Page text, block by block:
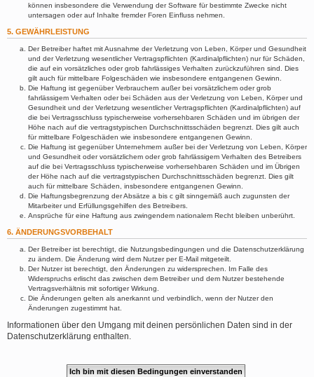
können insbesondere die Verwendung der Software für bestimmte Zwecke nicht
untersagen oder auf Inhalte fremder Foren Einfluss nehmen.
5. GEWÄHRLEISTUNG
Der Betreiber haftet mit Ausnahme der Verletzung von Leben, Körper und Gesundheit
und der Verletzung wesentlicher Vertragspflichten (Kardinalpflichten) nur für Schäden,
die auf ein vorsätzliches oder grob fahrlässiges Verhalten zurückzuführen sind. Dies
gilt auch für mittelbare Folgeschäden wie insbesondere entgangenen Gewinn.
Die Haftung ist gegenüber Verbrauchern außer bei vorsätzlichem oder grob
fahrlässigem Verhalten oder bei Schäden aus der Verletzung von Leben, Körper und
Gesundheit und der Verletzung wesentlicher Vertragspflichten (Kardinalpflichten) auf
die bei Vertragsschluss typischerweise vorhersehbaren Schäden und im übrigen der
Höhe nach auf die vertragstypischen Durchschnittsschäden begrenzt. Dies gilt auch
für mittelbare Folgeschäden wie insbesondere entgangenen Gewinn.
Die Haftung ist gegenüber Unternehmern außer bei der Verletzung von Leben, Körper
und Gesundheit oder vorsätzlichem oder grob fahrlässigem Verhalten des Betreibers
auf die bei Vertragsschluss typischerweise vorhersehbaren Schäden und im Übrigen
der Höhe nach auf die vertragstypischen Durchschnittsschäden begrenzt. Dies gilt
auch für mittelbare Schäden, insbesondere entgangenen Gewinn.
Die Haftungsbegrenzung der Absätze a bis c gilt sinngemäß auch zugunsten der
Mitarbeiter und Erfüllungsgehilfen des Betreibers.
Ansprüche für eine Haftung aus zwingendem nationalem Recht bleiben unberührt.
6. ÄNDERUNGSVORBEHALT
Der Betreiber ist berechtigt, die Nutzungsbedingungen und die Datenschutzerklärung
zu ändern. Die Änderung wird dem Nutzer per E-Mail mitgeteilt.
Der Nutzer ist berechtigt, den Änderungen zu widersprechen. Im Falle des
Widerspruchs erlischt das zwischen dem Betreiber und dem Nutzer bestehende
Vertragsverhältnis mit sofortiger Wirkung.
Die Änderungen gelten als anerkannt und verbindlich, wenn der Nutzer den
Änderungen zugestimmt hat.
Informationen über den Umgang mit deinen persönlichen Daten sind in der
Datenschutzerklärung enthalten.